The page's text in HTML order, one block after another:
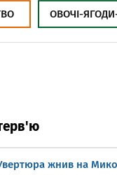
ОВОЧІ-
жнив на